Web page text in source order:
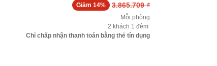
3.865.709 ₫
Giảm 14%
Mỗi phòng
2 khách 1 đêm
Chỉ chấp nhận thanh toán bằng thẻ tín dụng